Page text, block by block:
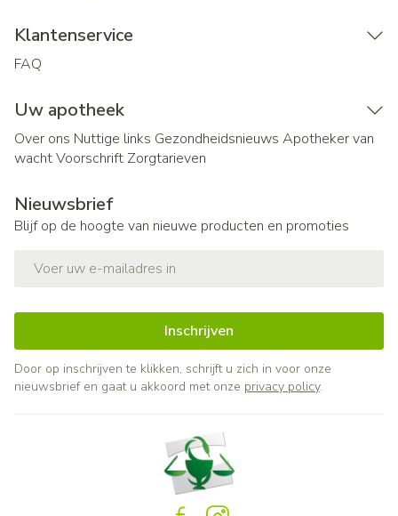
Klantenservice
FAQ
Uw apotheek
Over ons Nuttige links Gezondheidsnieuws Apotheker van
wachtVoorschrift Zorgtarieven
Nieuwsbrief
Blijf op de hoogte van nieuwe producten en promoties
Inschrijven
Door op inschrijven te klikken, schrijft u zich in voor onze
nieuwsbrief en gaat u akkoord met onze privacy policy.